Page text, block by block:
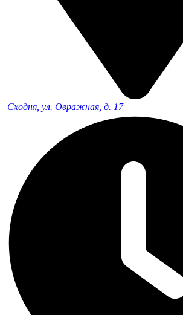
Сходня, ул. Овражная, д. 17